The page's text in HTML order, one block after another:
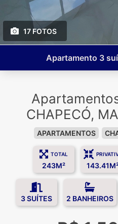
17 FOTOS
Apartamento 3
CHAPECÓ,
APARTAMENTOS
TOTAL
243M²
3 SUÍTES 2 BANHEIROS